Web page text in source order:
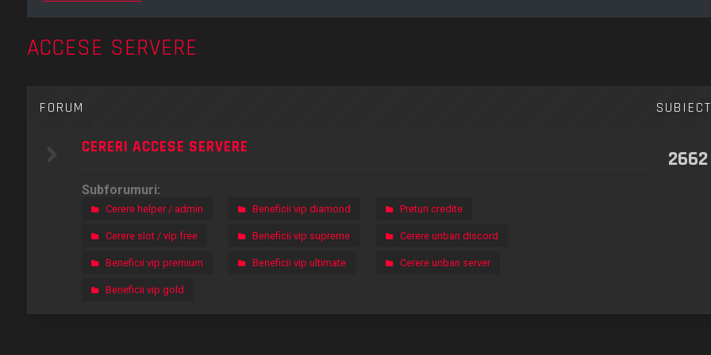
ACCESE SERVERE
FORUM
CERERI ACCESE SERVERE
Subforumuri:
Cerere helper / admin
Cerere slot / vip free
Beneficii vip premium
Beneficii vip gold
Beneficii vip diamond
Beneficii vip supreme
Beneficii vip ultimate
Preturi credite
Cerere unban discord
Cerere unban server
2662